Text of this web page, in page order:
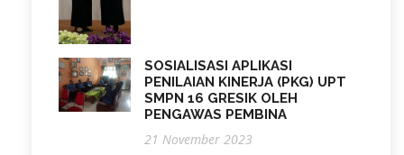
SOSIALISASI APLIKASI
PENILAIAN KINERJA (PKG) UPT
SMPN 16 GRESIK OLEH
PENGAWAS PEMBINA
21 November 2023